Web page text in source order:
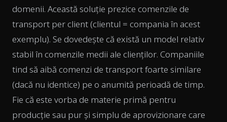
domenii. Această soluție prezice comenzile de
transport per client (clientul = compania în acest
exemplu). Se dovedește că există un model relativ
stabil în comenzile medii ale clienților. Companiile
tind să aibă comenzi de transport foarte similare
(dacă nu identice) pe o anumită perioadă de timp.
Fie că este vorba de materie primă pentru
producție sau pur și simplu de aprovizionare care